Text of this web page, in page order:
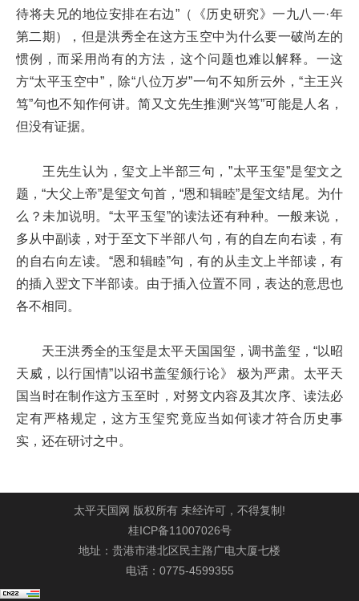
待将夫兄的地位安排在右边”（《历史研究》一九八一·年
第二期），但是洪秀全在这方玉空中为什么要一破尚左的
惯例，而采用尚有的方法，这个问题也难以解释。一这
方“太平玉空中”，除“八位万岁”一句不知所云外，“主王兴
笃”句也不知作何讲。简又文先生推测“兴笃”可能是人名，
但没有证据。
王先生认为，玺文上半部三句，”太平玉玺”是玺文之
题，“大父上帝”是玺文句首，“恩和辑睦”是玺文结尾。为什
么？未加说明。“太平玉玺”的读法还有种种。一般来说，
多从中副读，对于至文下半部八句，有的自左向右读，有
的自右向左读。“恩和辑睦”句，有的从圭文上半部读，有
的插入翌文下半部读。由于插入位置不同，表达的意思也
各不相同。
天王洪秀全的玉玺是太平天国国玺，调书盖玺，“以昭
天威，以行国情”以诏书盖玺颁行论》 极为严肃。太平天
国当时在制作这方玉至时，对努文内容及其次序、读法必
定有严格规定，这方玉玺究竟应当如何读才符合历史事
实，还在研讨之中。
太平天国网 版权所有 未经许可，不得复制!
桂ICP备11007026号
地址：贵港市港北区民主路广电大厦七楼
电话：0775-4599355